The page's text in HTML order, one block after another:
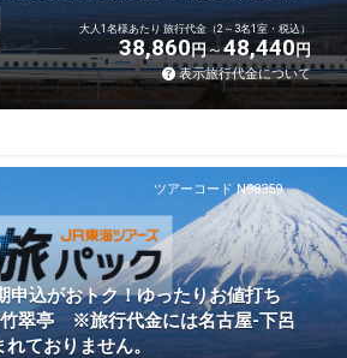
大人1名様あたり 旅行代金（2～3名1室・税込）
38,860円 48,440円
表示旅行代金について
ツアーコード N98359
申込がおトク！ゆったりお値打ち
翠亭 ※旅行代金には名古屋-下呂
ておりません。